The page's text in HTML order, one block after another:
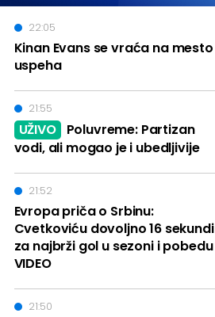
Kinan Evans se vraća na mesto
uspeha
22:05
UŽIVO
Poluvreme: Partizan
vodi, ali mogao je i ubedljivije
21:55
Evropa priča o Srbinu:
Cvetkoviću dovoljno 16 sekundi
za najbrži gol u sezoni i pobedu
VIDEO
21:52
21:50